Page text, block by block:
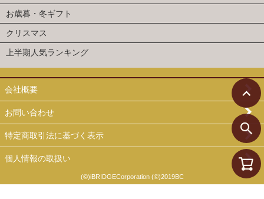
お歳暮・冬ギフト
クリスマス
上半期人気ランキング
会社概要
お問い合わせ
特定商取引法に基づく表示
個人情報の取扱い
(©)iBRIDGECorporation (©)2019BC